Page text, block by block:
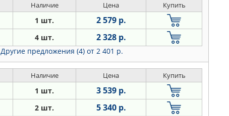
Наличие Цена Купить
1 шт. 2 579 р.
4 шт. 2 328 р.
Другие предложения (4) от 2 401 р.
Наличие Цена Купить
1 шт. 3 539 р.
2 шт. 5 340 р.